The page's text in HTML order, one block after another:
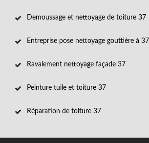
Demoussage et nettoyage de toiture 37
Entreprise pose nettoyage gouttière à 37
Ravalement nettoyage façade 37
Peinture tuile et toiture 37
Réparation de toiture 37